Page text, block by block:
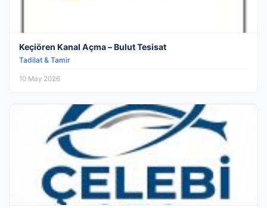
Keçiören Kanal Açma – Bulut Tesisat
Tadilat & Tamir
10 May 2026